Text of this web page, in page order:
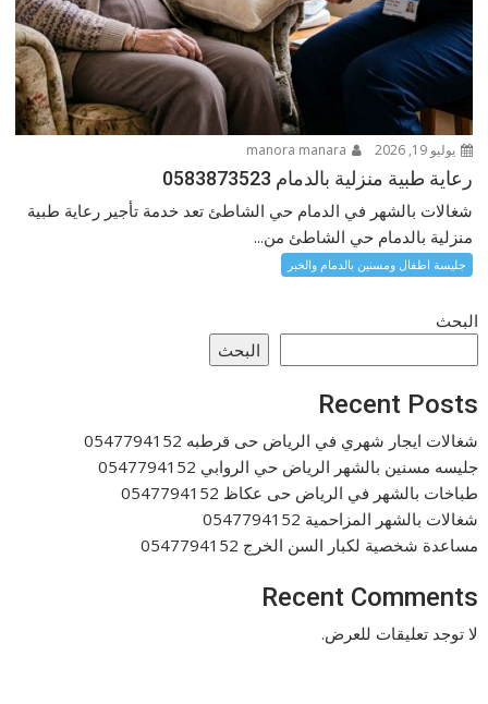
يوليو 19, 2026
رعاية طبية منزلية بالدمام 0583873523
شغالات بالشهر في الدمام حي الشاطئ تعد خدمة تأجير رعاية طبية
منزلية بالدمام حي الشاطئ من...
جليسة اطفال ومسنين بالدمام والخبر
البحث
البحث
Recent Posts
شغالات ايجار شهري في الرياض حى قرطبه 0547794152
جليسه مسنين بالشهر الرياض حي الروابي 0547794152
طباخات بالشهر في الرياض حى عكاظ 0547794152
شغالات بالشهر المزاحمية 0547794152
مساعدة شخصية لكبار السن الخرج 0547794152
Recent Comments
لا توجد تعليقات للعرض.